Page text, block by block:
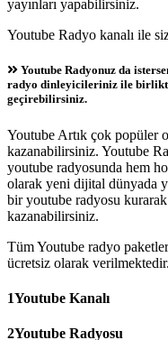
yayınları yapabilirsiniz.
Youtube Radyo kanalı ile
Youtube Radyonuz da
radyo dinleyicileriniz ile
geçirebilirsiniz.
Youtube Artık çok popüler
kazanabilirsiniz. Youtube
youtube radyosunda hem
olarak yeni dijital dünyada
bir youtube radyosu
kazanabilirsiniz.
Tüm Youtube radyo
ücretsiz olarak verilmektedir.
1Youtube Kanalı
2Youtube Radyosu